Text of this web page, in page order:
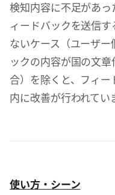
検知内容に不足があ
ィードバックを送信
ないケース（ユーザ
ックの内容が国の文
合）を除くと、フィ
内に改善が行われてい
使い方・シーン